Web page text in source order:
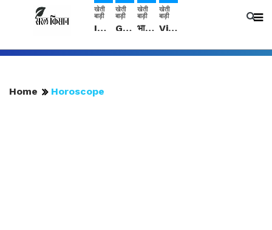
खेती
बाड़ी
IMD: राजस्थान में प्री-मानसून की सामान्य से 74% अधिक बारिश, दस्तक में देरी और मानसून कमजोर रहेगा
खेती
बाड़ी
Guar Ka Rate: ग्वार के भाव में हल्की बढ़ोतरी, बढ़ सकता है बुवाई का रकबा
खेती
बाड़ी
भारत में 29 मई से शुरु होगी प्री-मानसून बारिश, ECMWF विदेशी मौसम एजेंसी का पूर्वानुमान
खेती
बाड़ी
Video: सिरसा जिले के कई गांवों में बारिश और बूंदाबांदी, कॉटन की फसल को होगा फायदा
Home Horoscope